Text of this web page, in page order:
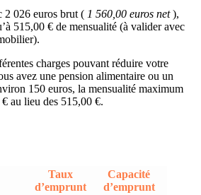
2 026 euros brut ( 1 560,00 euros net),
515,00 € de mensualité (à valider avec
charges pouvant réduire votre
avez une pension alimentaire ou un
150 euros, la mensualité maximum
au lieu des 515,00 €.
Taux
d’emprunt
Capacité
d’emprunt